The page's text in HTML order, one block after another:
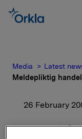
Media Latest
Meldepliktig
26 February